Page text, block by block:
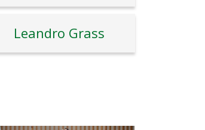
Leandro Grass